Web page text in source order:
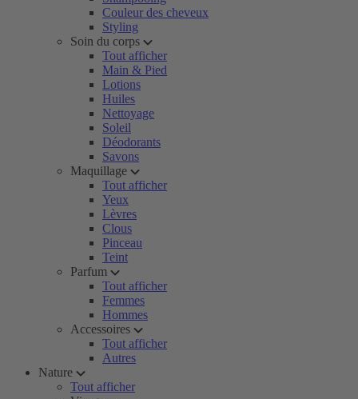
Couleur des cheveux
Styling
Soin du corps
Tout afficher
Main & Pied
Lotions
Huiles
Nettoyage
Soleil
Déodorants
Savons
Maquillage
Tout afficher
Yeux
Lèvres
Clous
Pinceau
Teint
Parfum
Tout afficher
Femmes
Hommes
Accessoires
Tout afficher
Autres
Nature
Tout afficher